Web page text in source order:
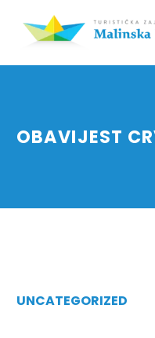
OBAVIJEST
UNCATEGORIZED